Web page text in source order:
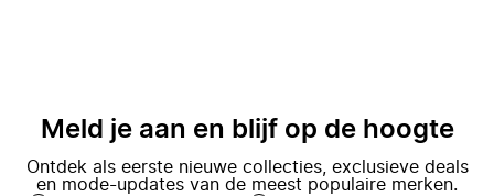
Meld je aan en blijf op de hoogte
Ontdek als eerste nieuwe collecties, exclusieve deals
en mode-updates van de meest populaire merken.